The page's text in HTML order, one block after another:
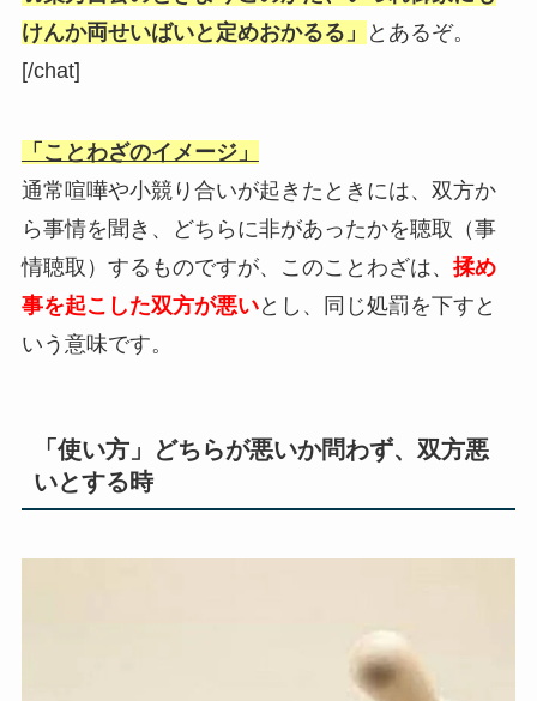
けんか両せいばいと定めおかるる」
とあるぞ。
[/chat]
「ことわざのイメージ」
通常喧嘩や小競り合いが起きたときには、双方か
ら事情を聞き、どちらに非があったかを聴取（事
情聴取）するものですが、このことわざは、 揉め
事を起こした双方が悪いとし、同じ処罰を下すと
いう意味です。
「使い方」どちらが悪いか問わず、双方悪
いとする時